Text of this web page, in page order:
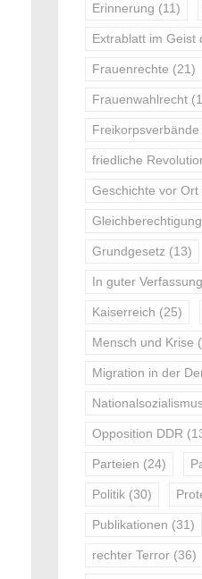
Erinnerung (11)
Extrablatt im Geist
Frauenrechte (21)
Frauenwahlrecht
Freikorpsverbände
friedliche
Geschichte vor Ort
Gleichberechtigung
Grundgesetz (13)
In guter Verfassung
Kaiserreich (25)
Mensch und Krise
Migration in der
Opposition DDR
Parteien (24)
Politik (30)
Publikationen (31)
rechter Terror (36)